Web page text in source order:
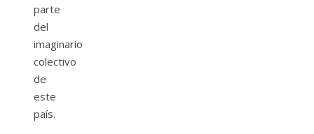
parte
del
imaginario
colectivo
de
este
país.